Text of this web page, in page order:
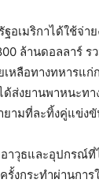
อเมริกาได้ใช้จ่า
ล้านดอลลาร์ ร
เหลือทางทหารแ
ส่งยานพาหนะท
ยามที่ละทิ้งคู่แข่ง
าวุธและอุปกรณ์ที่
รั้งกระทำผ่านการ